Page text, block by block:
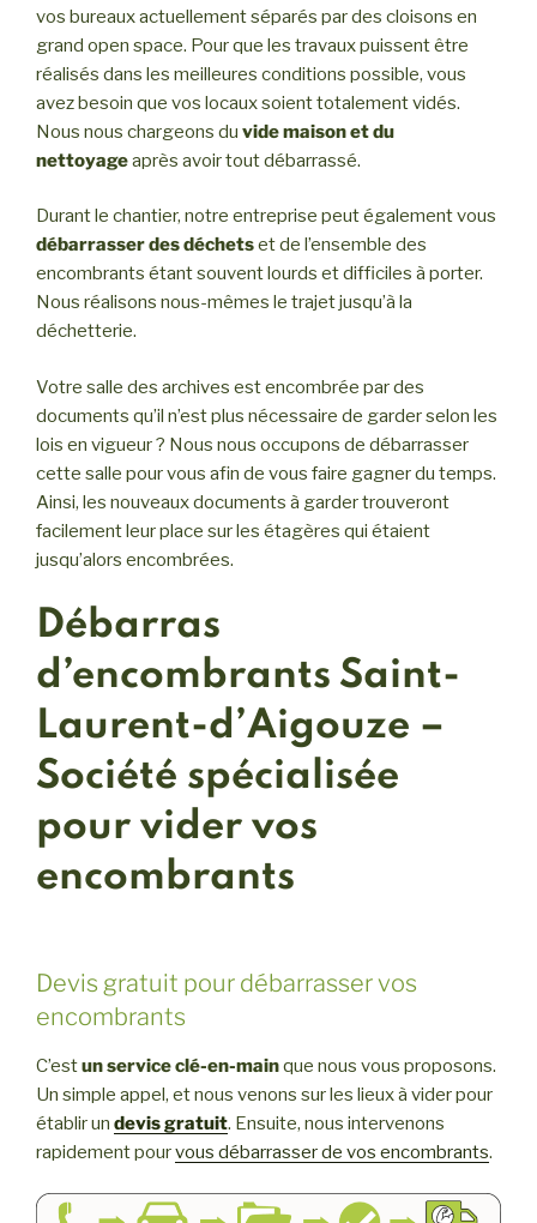
vos bureaux actuellement séparés par des cloisons en
grand open space. Pour que les travaux puissent être
réalisés dans les meilleures conditions possible, vous
avez besoin que vos locaux soient totalement vidés.
Nous nous chargeons du vide maison et du
nettoyageaprès avoir tout débarrassé.
Durant le chantier, notre entreprise peut également vous
débarrasser des déchetset de l’ensemble des
encombrants étant souvent lourds et difficiles à porter.
Nous réalisons nous-mêmes le trajet jusqu’à la
déchetterie.
Votre salle des archives est encombrée par des
documents qu’il n’est plus nécessaire de garder selon les
lois en vigueur ? Nous nous occupons de débarrasser
cette salle pour vous afin de vous faire gagner du temps.
Ainsi, les nouveaux documents à garder trouveront
facilement leur place sur les étagères qui étaient
jusqu’alors encombrées.
Débarras
d’encombrants Saint-
Laurent-d’Aigouze –
Société spécialisée
pour vider vos
encombrants
Devis gratuit pour débarrasser vos
encombrants
C’estun service clé-en-mainque nous vous proposons.
Un simple appel, et nous venons sur les lieux à vider pour
établir un devis gratuit. Ensuite, nous intervenons
rapidement pourvous débarrasser de vos encombrants.